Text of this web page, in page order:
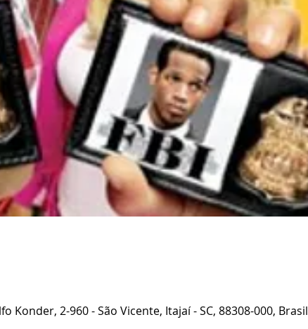
Konder, 2-960 - São Vicente, Itajaí - SC, 88308-000, Brasil